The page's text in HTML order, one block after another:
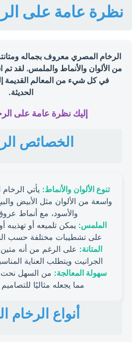
نظرة عامة على
الرخام المصري معروف بجماله
من الألوان والأنماط والملمس. لقد
في كل شيء من المعالم القديمة
الحديثة.
إليك نظرة عامة على
الخصائص
تنوع الألوان والأنماط: يأتي
واسعة من الألوان مثل الأبيض
والأسود، مع أنماط
الملمس: يمكن تلميعه أو تهذيبه
على تشطيبات مختلفة حسب
المتانة: على الرغم من أنه
الجرانيت ويتطلب العناية
سهولة المعالجة: من السهل نحت
مما يجعله مثاليًا للتصاميم
أنواع